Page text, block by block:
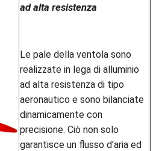
ad alta resistenza
Le pale della ventola sono
realizzate in lega di alluminio
ad alta resistenza di tipo
aeronautico e sono bilanciate
dinamicamente con
precisione. Ciò non solo
garantisce un flusso d'aria ed